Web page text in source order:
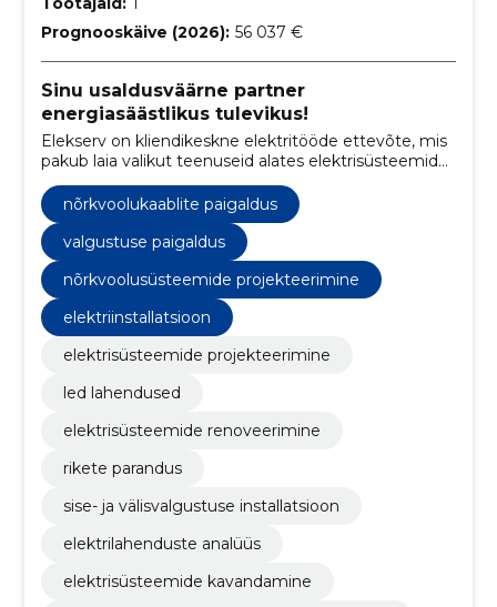
Prognooskäive (2026): 56 037 €
Sinu usaldusväärne partner
energiasäästlikus tulevikus!
Elekserv on kliendikeskne elektritööde ettevõte, mis
pakub laia valikut teenuseid alates elektrisüsteemide
projekteerimisest kuni hoolduseni.
nõrkvoolukaablite paigaldus
valgustuse paigaldus
nõrkvoolusüsteemide projekteerimine
elektriinstallatsioon
elektrisüsteemide projekteerimine
led lahendused
elektrisüsteemide renoveerimine
rikete parandus
sise- ja välisvalgustuse installatsioon
elektrilahenduste analüüs
elektrisüsteemide kavandamine